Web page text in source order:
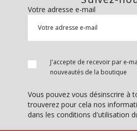
Votre adresse e-mail
J'accepte de recevoir par e-
nouveautés de la boutique
Vous pouvez vous désinscrire à
trouverez pour cela nos
dans les conditions d'utilisation